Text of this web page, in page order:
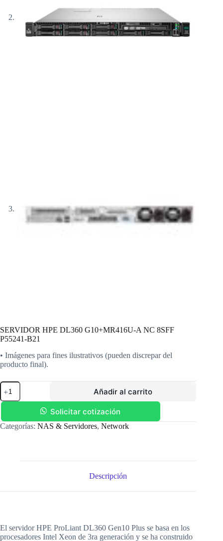
SERVIDOR HPE DL360 G10+MR416U-A NC 8SFF
P55241-B21
• Imágenes para fines ilustrativos (pueden discrepar del
producto final).
SERVIDOR
HPE
DL360
G10+MR416U-
A
NC
cantidad
Añadir al carrito
Solicitar cotización
Categorías: NAS & Servidores, Network
Descripción
El servidor HPE ProLiant DL360 Gen10 Plus se basa en los
procesadores Intel Xeon de 3ra generación y se ha construido